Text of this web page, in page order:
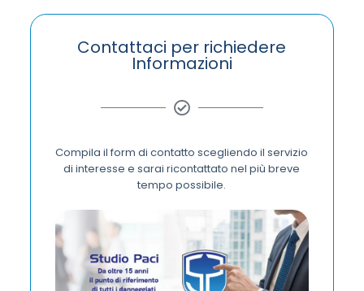
Contattaci per richiedere
Informazioni
Compila il form di contatto scegliendo il servizio
di interesse e sarai ricontattato nel più breve
tempo possibile.